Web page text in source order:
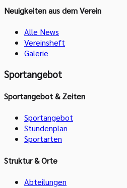
Neuigkeiten aus dem Verein
Alle News
Vereinsheft
Galerie
Sportangebot
Sportangebot & Zeiten
Sportangebot
Stundenplan
Sportarten
Struktur & Orte
Abteilungen